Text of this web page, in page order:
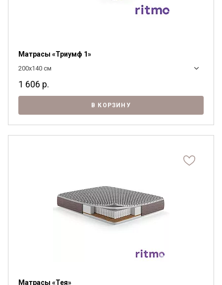
Матрасы «Триумф 1»
200x140 см
1 606 р.
В КОРЗИНУ
Матрасы «Тея»